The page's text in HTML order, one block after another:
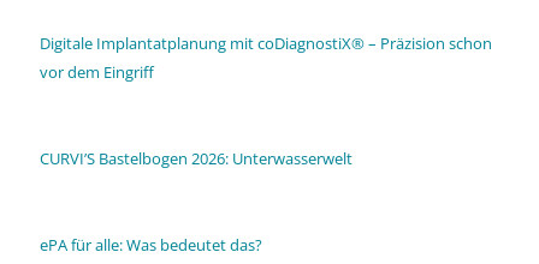
Digitale Implantatplanung mit coDiagnostiX® – Präzision schon
vor dem Eingriff
CURVI’S Bastelbogen 2026: Unterwasserwelt
ePA für alle: Was bedeutet das?